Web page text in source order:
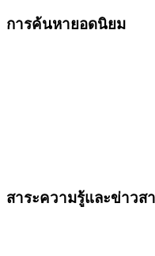
การค้นหายอดนิยม
สาระความรู้และข่าวส